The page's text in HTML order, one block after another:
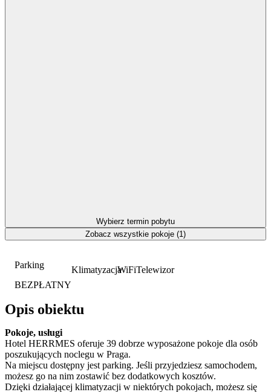
Parking
BEZPŁATNY
KlimatyzacjaWiFiTelewizor
Opis obiektu
Pokoje, usługi
Hotel HERRMES oferuje 39 dobrze wyposażone pokoje dla osób
poszukujących noclegu w Praga.
Na miejscu dostępny jest parking. Jeśli przyjedziesz samochodem,
możesz go na nim zostawić bez dodatkowych kosztów.
Dzięki działającej klimatyzacji w niektórych pokojach, możesz się
Wybierz termin pobytu
Zobacz wszystkie pokoje (1)